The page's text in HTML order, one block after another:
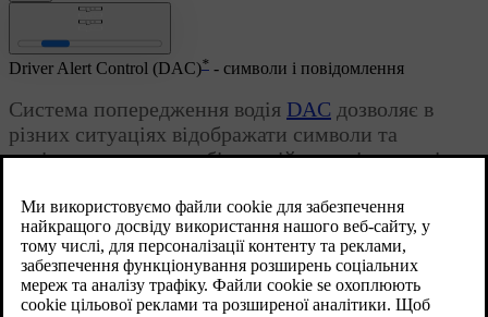
Оновлено 08.06.2023
Driver Alert Control (DAC)* - символи і повідомлення
Система попередження водія DAC дозволяє в
різних ситуаціях відображати символи та
повідомлення на комбінованій панелі приладів
Комбінована приладова панель
Символ[1] Повідомлення
Значення